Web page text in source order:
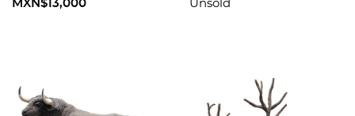
"Fuentes, 2012. 1/1"
MXN$13,000
Unsold